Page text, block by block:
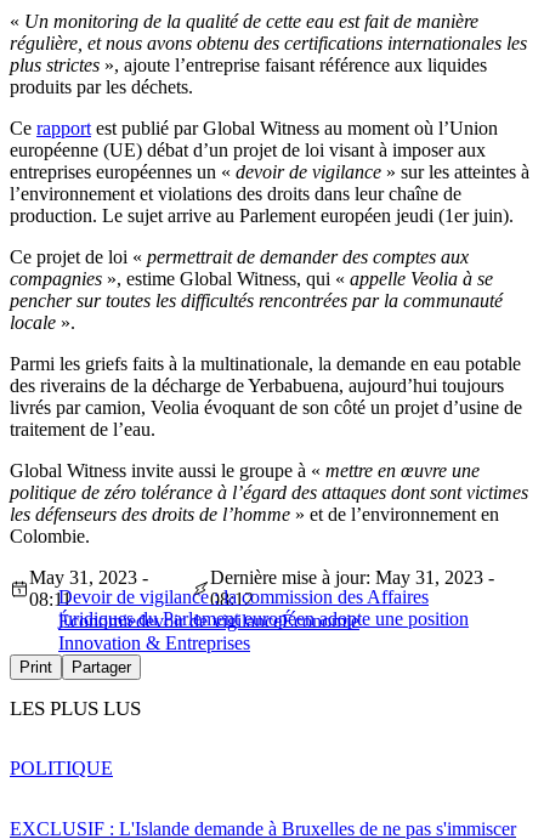
« Un monitoring de la qualité de cette eau est fait de manière
régulière, et nous avons obtenu des certifications internationales les
plus strictes », ajoute l’entreprise faisant référence aux liquides
produits par les déchets.
Ce rapport est publié par Global Witness au moment où l’Union
européenne (UE) débat d’un projet de loi visant à imposer aux
entreprises européennes un « devoir de vigilance » sur les atteintes à
l’environnement et violations des droits dans leur chaîne de
production. Le sujet arrive au Parlement européen jeudi (1er juin).
Ce projet de loi « permettrait de demander des comptes aux
compagnies », estime Global Witness, qui « appelle Veolia à se
pencher sur toutes les difficultés rencontrées par la communauté
locale ».
Parmi les griefs faits à la multinationale, la demande en eau potable
des riverains de la décharge de Yerbabuena, aujourd’hui toujours
livrés par camion, Veolia évoquant de son côté un projet d’usine de
traitement de l’eau.
Global Witness invite aussi le groupe à « mettre en œuvre une
politique de zéro tolérance à l’égard des attaques dont sont victimes
les défenseurs des droits de l’homme » et de l’environnement en
Colombie.
Devoir de vigilance : la commission des Affaires
juridiques du Parlement européen adopte une position
May 31, 2023 -
08:11
Dernière mise à jour: May 31, 2023 -
08:12
Économiedevoir de vigilanceÉconomie
Innovation & Entreprises
Print Partager
LES PLUS LUS
EXCLUSIF : L'Islande demande à Bruxelles de ne pas s'immiscer
POLITIQUE